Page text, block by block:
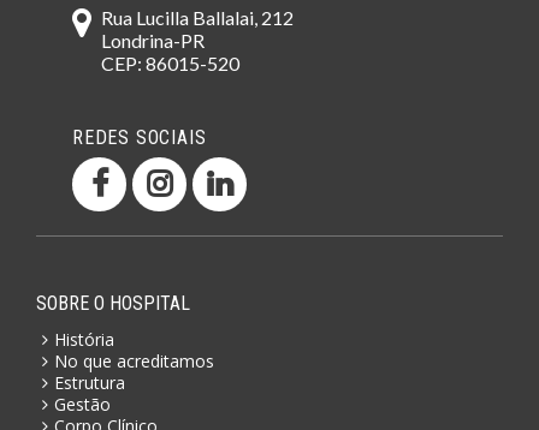
Rua Lucilla Ballalai, 212
Londrina-PR
CEP: 86015-520
REDES SOCIAIS
SOBRE O HOSPITAL
História
No que acreditamos
Estrutura
Gestão